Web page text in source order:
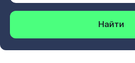
Найти